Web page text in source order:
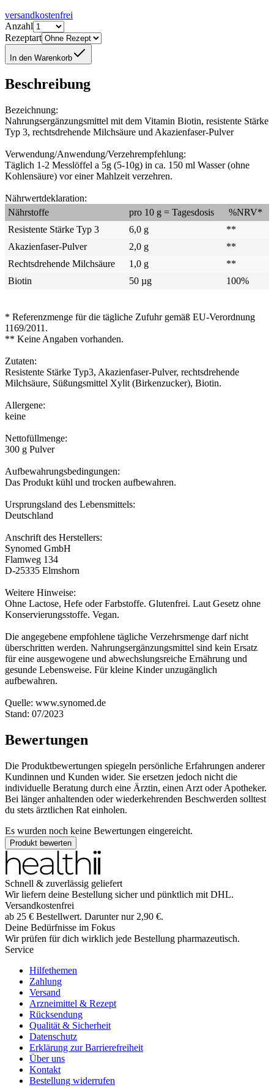
versandkostenfrei
Anzahl
Rezeptart
In den Warenkorb
Beschreibung
Bezeichnung:
Nahrungsergänzungsmittel mit dem Vitamin Biotin, resistente Stärke
Typ 3, rechtsdrehende Milchsäure und Akazienfaser-Pulver
Verwendung/Anwendung/Verzehrempfehlung:
Täglich 1-2 Messlöffel a 5g (5-10g) in ca. 150 ml Wasser (ohne
Kohlensäure) vor einer Mahlzeit verzehren.
Nährwertdeklaration:
Nährstoffe
pro 10 g = Tagesdosis
%NRV*
Resistente Stärke Typ 3
6,0 g
**
Akazienfaser-Pulver
2,0 g
**
Rechtsdrehende Milchsäure
1,0 g
**
Biotin
50 µg 100%
* Referenzmenge für die tägliche Zufuhr gemäß EU-Verordnung
1169/2011.
** Keine Angaben vorhanden.
Zutaten:
Resistente Stärke Typ3, Akazienfaser-Pulver, rechtsdrehende
Milchsäure, Süßungsmittel Xylit (Birkenzucker), Biotin.
Allergene:
keine
Nettofüllmenge:
300 g Pulver
Aufbewahrungsbedingungen:
Das Produkt kühl und trocken aufbewahren.
Ursprungsland des Lebensmittels:
Deutschland
Anschrift des Herstellers:
Synomed GmbH
Flamweg 134
D-25335 Elmshorn
Weitere Hinweise:
Ohne Lactose, Hefe oder Farbstoffe. Glutenfrei. Laut Gesetz ohne
Konservierungsstoffe. Vegan.
Die angegebene empfohlene tägliche Verzehrsmenge darf nicht
überschritten werden. Nahrungsergänzungsmittel sind kein Ersatz
für eine ausgewogene und abwechslungsreiche Ernährung und
gesunde Lebensweise. Für kleine Kinder unzugänglich
aufbewahren.
Quelle: www.synomed.de
Stand: 07/2023
Bewertungen
Die Produktbewertungen spiegeln persönliche Erfahrungen anderer
Kundinnen und Kunden wider. Sie ersetzen jedoch nicht die
individuelle Beratung durch eine Ärztin, einen Arzt oder Apotheker.
Bei länger anhaltenden oder wiederkehrenden Beschwerden solltest
du stets ärztlichen Rat einholen.
Es wurden noch keine Bewertungen eingereicht.
Produkt bewerten
Schnell & zuverlässig geliefert
Wir liefern deine Bestellung sicher und pünktlich mit DHL.
Versandkostenfrei
ab 25 € Bestellwert. Darunter nur 2,90 €.
Deine Bedürfnisse im Fokus
Wir prüfen für dich wirklich jede Bestellung pharmazeutisch.
Service
Hilfethemen
Zahlung
Versand
Arzneimittel & Rezept
Rücksendung
Qualität & Sicherheit
Datenschutz
Erklärung zur Barrierefreiheit
Über uns
Kontakt
Bestellung widerrufen